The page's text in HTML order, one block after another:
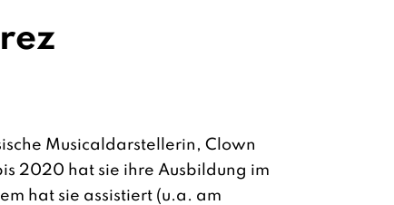
Musicaldarstellerin, Clown
2020 hat sie ihre Ausbildung im
hat sie assistiert (u.a. am